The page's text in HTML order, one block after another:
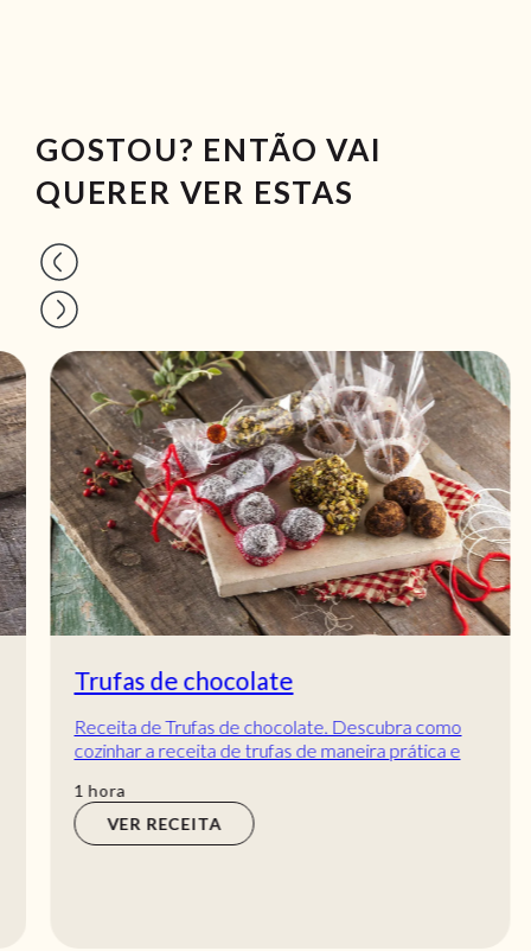
GOSTOU? ENTÃO VAI
QUERER VER ESTAS
Trufas de chocolate
Receita de Trufas de chocolate. Descubra como
cozinhar a receita de trufas de maneira prática e
hora
hora
VER RECEITA